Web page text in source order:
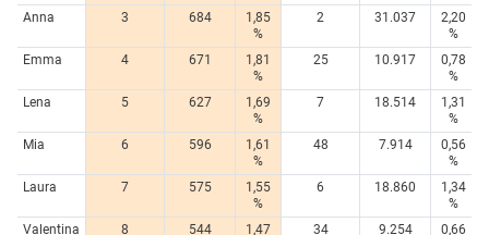
Anna
3 684
1,85
%
2 31.037
2,20
%
Emma
4 671
1,81
%
25 10.917
0,78
%
Lena
5 627
1,69
%
7 18.514
1,31
%
Mia
6 596
1,61
%
48 7.914
0,56
%
Laura
7 575
1,55
%
6 18.860
1,34
%
Valentina
8 544
1,47
34 9.254
0,66